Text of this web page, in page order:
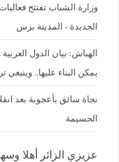
وزارة الشباب تفتتح
الجديدة - المدينة برس
الهباش: بيان الدول العربية
يمكن البناء عليها..
نجاة سائق بأعجوبة بعد
الحسيمة
عزيزي الزائر أهلا